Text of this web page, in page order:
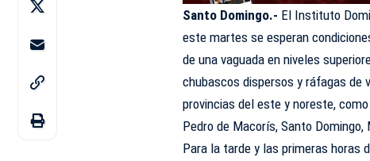
Santo Domingo.- El Instituto
este martes se esperan
de una vaguada en niveles
chubascos dispersos y ráfagas
provincias del este y noreste,
Pedro de Macorís, Santo
Para la tarde y las primeras horas